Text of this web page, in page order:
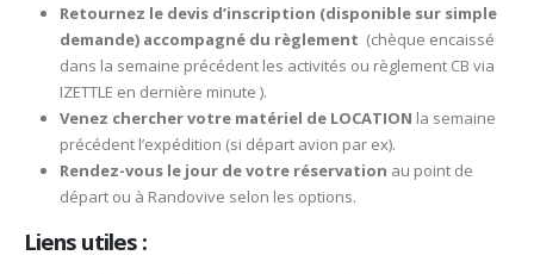
Retournez le devis d’inscription (disponible sur simple
demande) accompagné du règlement (chèque encaissé
dans la semaine précédent les activités ou règlement CB via
IZETTLE en dernière minute ).
Venez chercher votre matériel de LOCATION la semaine
précédent l’expédition (si départ avion par ex).
Rendez-vous le jour de votre réservation au point de
départ ou à Randovive selon les options.
Liens utiles :